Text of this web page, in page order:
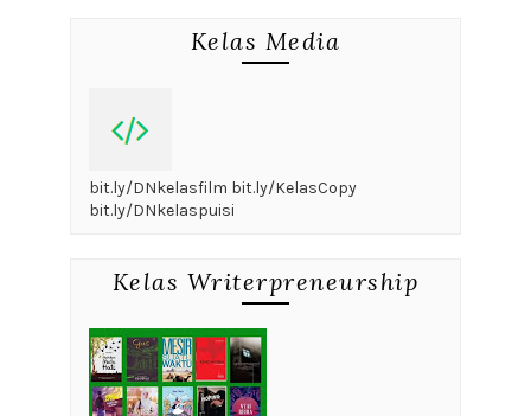
Kelas Media
bit.ly/DNkelasfilm bit.ly/KelasCopy
bit.ly/DNkelaspuisi
Kelas Writerpreneurship